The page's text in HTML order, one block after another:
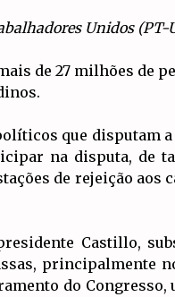
Unidos (PT-
de 27 milhões de
que disputam
na disputa, de
de rejeição aos
Castillo,
principalmente
do